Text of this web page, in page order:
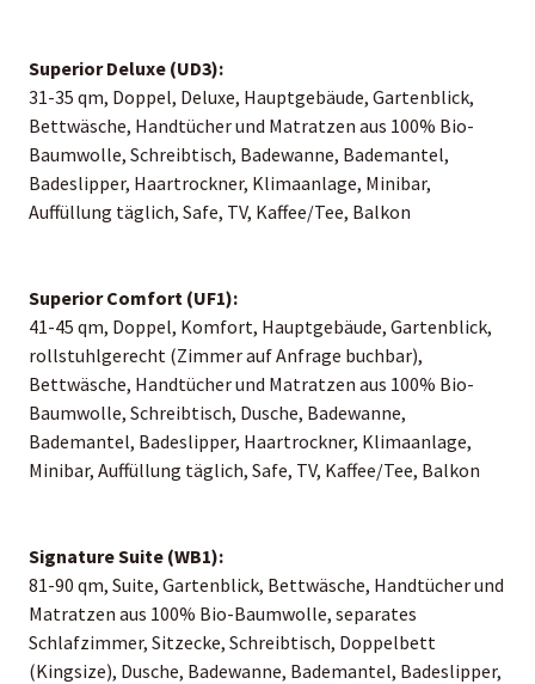
Superior Deluxe (UD3):
31-35 qm, Doppel, Deluxe, Hauptgebäude, Gartenblick,
Bettwäsche, Handtücher und Matratzen aus 100% Bio-
Baumwolle, Schreibtisch, Badewanne, Bademantel,
Badeslipper, Haartrockner, Klimaanlage, Minibar,
Auffüllung täglich, Safe, TV, Kaffee/Tee, Balkon
Superior Comfort (UF1):
41-45 qm, Doppel, Komfort, Hauptgebäude, Gartenblick,
rollstuhlgerecht (Zimmer auf Anfrage buchbar),
Bettwäsche, Handtücher und Matratzen aus 100% Bio-
Baumwolle, Schreibtisch, Dusche, Badewanne,
Bademantel, Badeslipper, Haartrockner, Klimaanlage,
Minibar, Auffüllung täglich, Safe, TV, Kaffee/Tee, Balkon
Signature Suite (WB1):
81-90 qm, Suite, Gartenblick, Bettwäsche, Handtücher und
Matratzen aus 100% Bio-Baumwolle, separates
Schlafzimmer, Sitzecke, Schreibtisch, Doppelbett
(Kingsize), Dusche, Badewanne, Bademantel, Badeslipper,